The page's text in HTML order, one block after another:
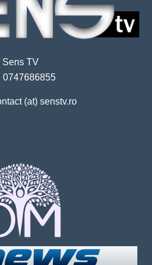
Sens TV
0747686855
(at) senstv.ro